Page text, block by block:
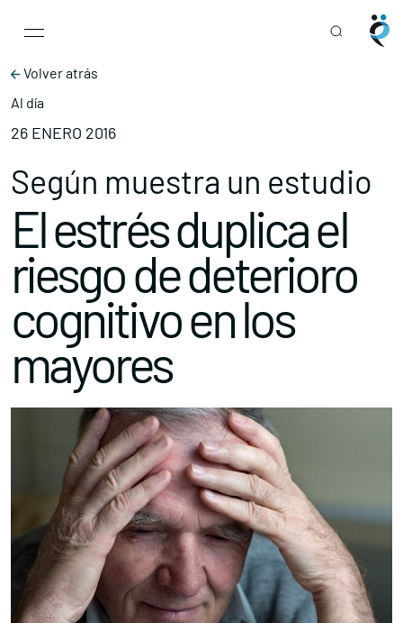
Main Navigation
Volver atrás
Al día
26 ENERO 2016
Según muestra un estudio
El estrés duplica el
riesgo de deterioro
cognitivo en los
mayores